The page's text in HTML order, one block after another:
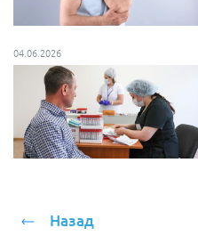
04.06.2026
Назад